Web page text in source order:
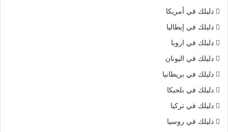
دليلك في أمريكا
دليلك في إيطاليا
دليلك في اروبا
دليلك في اليونان
دليلك في بريطانيا
دليلك في بلجيكا
دليلك في تركيا
دليلك في روسيا